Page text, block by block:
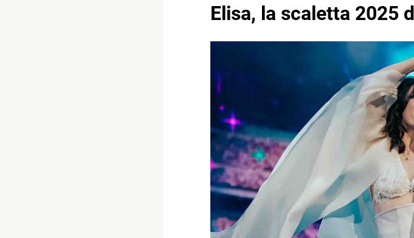
Elisa, la scaletta 2025